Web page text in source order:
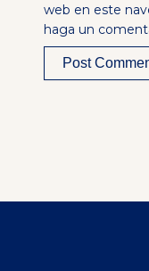
web en este
haga un